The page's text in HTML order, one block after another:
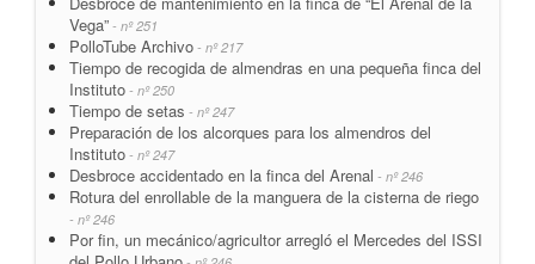
Vega” - nº 251
PolloTube Archivo - nº 217
Tiempo de recogida de almendras en una pequeña finca del
Instituto - nº 250
Tiempo de setas - nº 247
Preparación de los alcorques para los almendros del
Instituto - nº 247
Desbroce accidentado en la finca del Arenal - nº 246
Rotura del enrollable de la manguera de la cisterna de riego
- nº 246
Por fin, un mecánico/agricultor arregló el Mercedes del ISSI